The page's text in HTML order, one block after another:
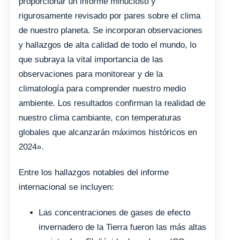
rigurosamente revisado por pares sobre el clima
de nuestro planeta. Se incorporan observaciones
y hallazgos de alta calidad de todo el mundo, lo
que subraya la vital importancia de las
observaciones para monitorear y de la
climatología para comprender nuestro medio
ambiente. Los resultados confirman la realidad de
nuestro clima cambiante, con temperaturas
globales que alcanzarán máximos históricos en
2024».
Entre los hallazgos notables del informe
internacional se incluyen:
Las concentraciones de gases de efecto
invernadero de la Tierra fueron las más altas